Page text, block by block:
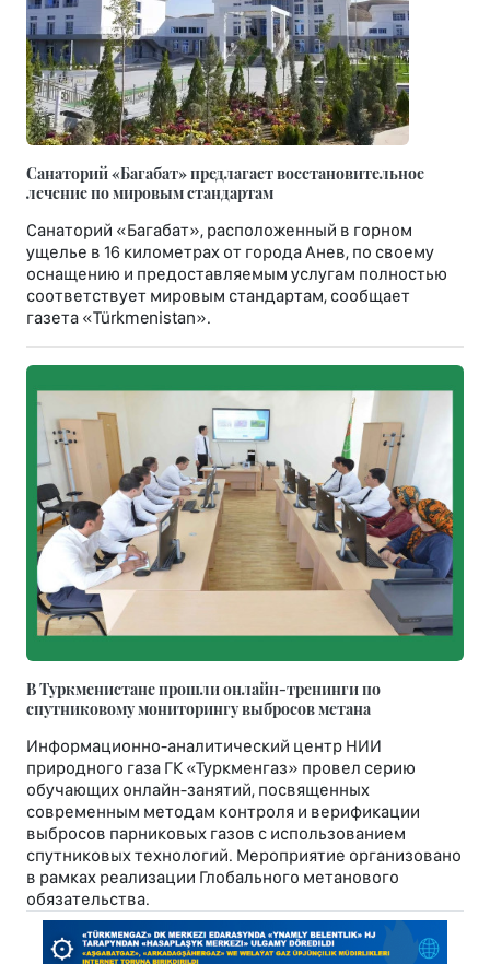
Санаторий «Багабат» предлагает восстановительное
лечение по мировым стандартам
Санаторий «Багабат», расположенный в горном
ущелье в 16 километрах от города Анев, по своему
оснащению и предоставляемым услугам полностью
соответствует мировым стандартам, сообщает
газета «Türkmenistan».
В Туркменистане прошли онлайн-тренинги по
спутниковому мониторингу выбросов метана
Информационно-аналитический центр НИИ
природного газа ГК «Туркменгаз» провел серию
обучающих онлайн-занятий, посвященных
современным методам контроля и верификации
выбросов парниковых газов с использованием
спутниковых технологий. Мероприятие организовано
в рамках реализации Глобального метанового
обязательства.